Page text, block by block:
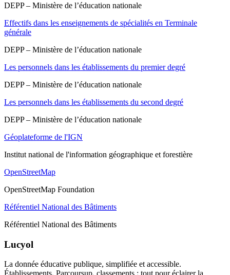
DEPP – Ministère de l’éducation nationale
Effectifs dans les enseignements de spécialités en Terminale
générale
DEPP – Ministère de l’éducation nationale
Les personnels dans les établissements du premier degré
DEPP – Ministère de l’éducation nationale
Les personnels dans les établissements du second degré
DEPP – Ministère de l’éducation nationale
Géoplateforme de l'IGN
Institut national de l'information géographique et forestière
OpenStreetMap
OpenStreetMap Foundation
Référentiel National des Bâtiments
Référentiel National des Bâtiments
Lucyol
La donnée éducative publique, simplifiée et accessible.